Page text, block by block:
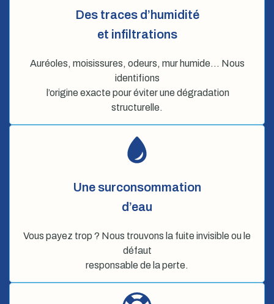
Des traces d’humidité
et infiltrations
Auréoles, moisissures, odeurs, mur humide… Nous
identifions
l’origine exacte pour éviter une dégradation
structurelle.
Une surconsommation
d’eau
Vous payez trop ? Nous trouvons la fuite invisible ou le
défaut
responsable de la perte.